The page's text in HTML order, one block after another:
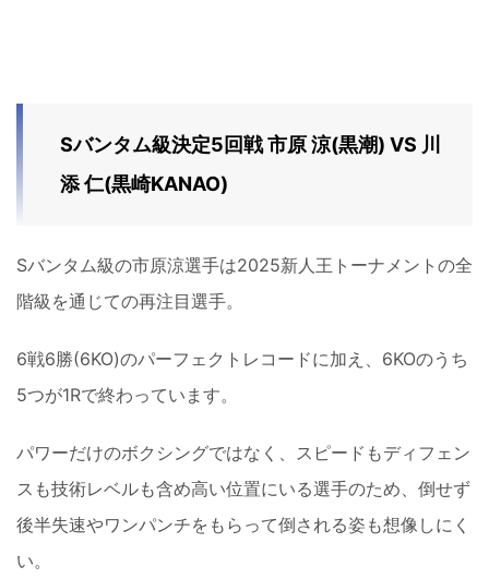
Sバンタム級決定5回戦 市原 涼(黒潮) VS 川
添 仁(黒崎KANAO)
Sバンタム級の市原涼選手は2025新人王トーナメントの全
階級を通じての再注目選手。
6戦6勝(6KO)のパーフェクトレコードに加え、6KOのうち
5つが1Rで終わっています。
パワーだけのボクシングではなく、スピードもディフェン
スも技術レベルも含め高い位置にいる選手のため、倒せず
後半失速やワンパンチをもらって倒される姿も想像しにく
い。